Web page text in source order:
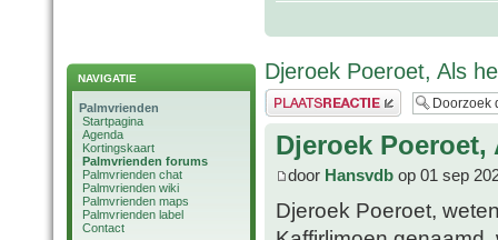
NAVIGATIE
Palmvrienden
Startpagina
Agenda
Kortingskaart
Palmvrienden forums
Palmvrienden chat
Palmvrienden wiki
Palmvrienden maps
Palmvrienden label
Contact
Djeroek Poeroet, Als
Plaats een reactie
Djeroek
door Hansvdb op 01 sep
Djeroek Poeroet,